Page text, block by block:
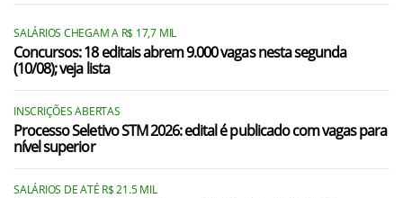
SALÁRIOS CHEGAM A R$ 17,7 MIL
Concursos: 18 editais abrem 9.000 vagas nesta segunda
(10/08); veja lista
INSCRIÇÕES ABERTAS
Processo Seletivo STM 2026: edital é publicado com vagas para
nível superior
SALÁRIOS DE ATÉ R$ 21.5 MIL